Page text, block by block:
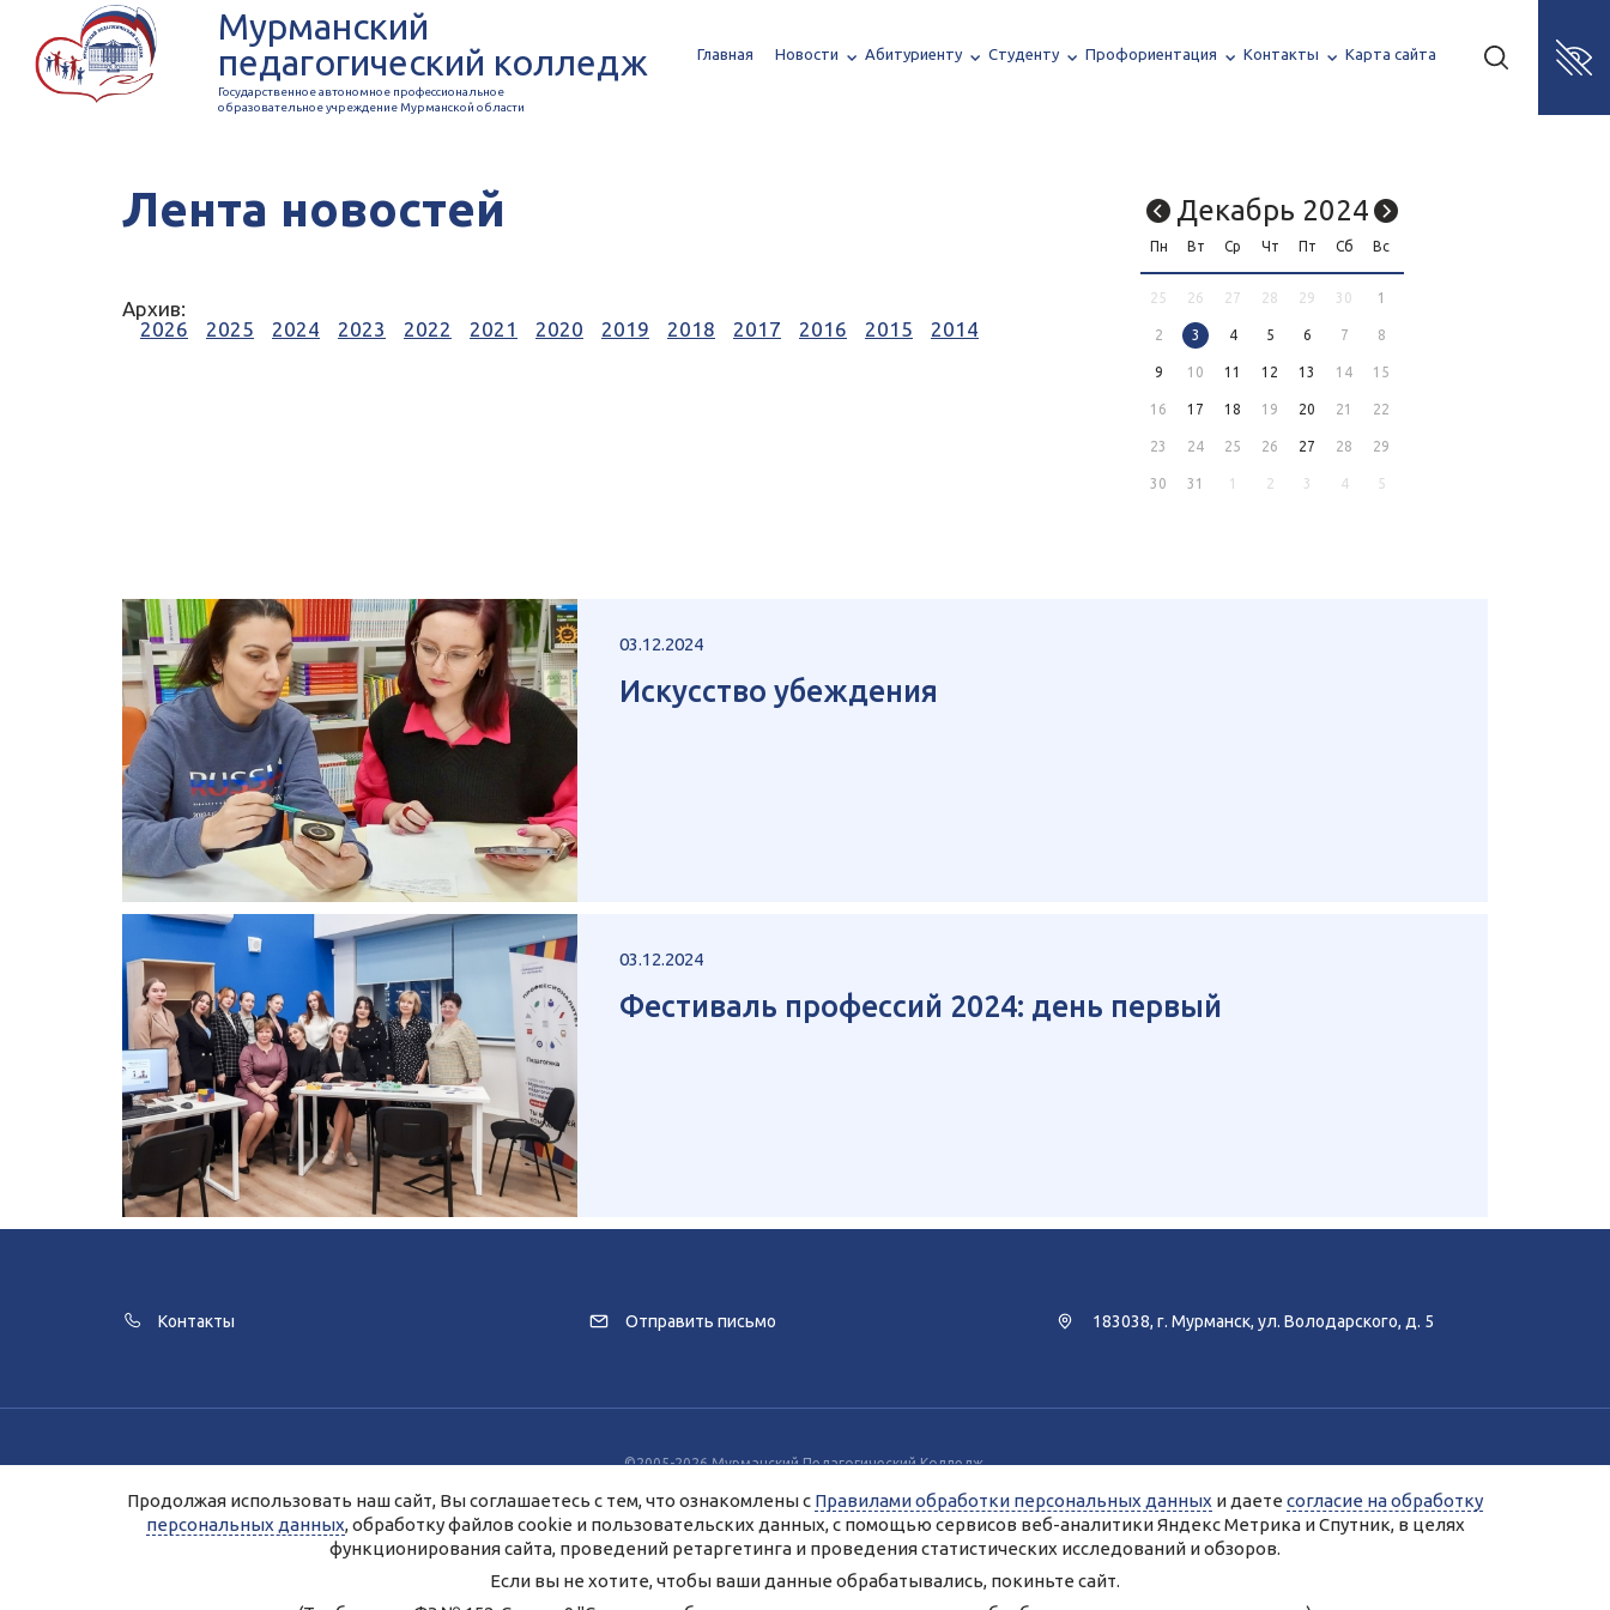
Мурманский
педагогический колледж
Государственное автономное профессиональное
образовательное учреждение Мурманской области
Главная Новости Абитуриенту Студенту Профориентация Контакты Карта сайта
Лента новостей
Архив:
2026
2025 2024 2023 2022 2021 2020 2019 2018 2017 2016 2015 2014
Декабрь 2024
Пн Вт Ср Чт Пт Сб Вс
25 26 27 28 29 30 1
2 3 4 5 6 7 8
9 10 11 12 13 14 15
16 17 18 19 20 21 22
23 24 25 26 27 28 29
30 31 1 2 3 4 5
03.12.2024
Искусство убеждения
03.12.2024
Фестиваль профессий 2024: день первый
Контакты Отправить письмо 183038, г. Мурманск, ул. Володарского, д. 5
©2005-2026 Мурманский Педагогический Колледж.
Для улучшения работы сайта и его взаимодействия с пользователями используются файлы cookie и сервисы веб-аналитики Яндекс.Метрика, Спутник.
Продолжая работу с сайтом, Вы даете разрешение на использование cookie-файлов и согласие на обработку данных сервисами Яндекс.Метрика, Спутник.
Вы всегда можете отключить файлы cookie в настройках Вашего браузера.
Персональные данные, опубликованные на сайте, размещены с согласия субъектов персональных данных.
Условия и запреты не установлены.
Правила обработки персональных данных ГАПОУ МО «Мурманский педагогический колледж»
Согласие на обработку персональных данных
Продолжая использовать наш сайт, Вы соглашаетесь с тем, что ознакомлены с Правилами обработки персональных данных и даете согласие на обработку
персональных данных, обработку файлов cookie и пользовательских данных, с помощью сервисов веб-аналитики Яндекс Метрика и Спутник, в целях
функционирования сайта, проведений ретаргетинга и проведения статистических исследований и обзоров.
Если вы не хотите, чтобы ваши данные обрабатывались, покиньте сайт.